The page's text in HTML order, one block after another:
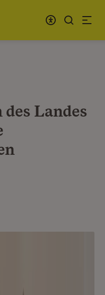
Landes